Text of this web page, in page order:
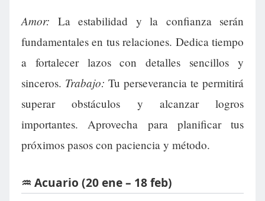
Amor: La estabilidad y la confianza serán
fundamentales en tus relaciones. Dedica tiempo
a fortalecer lazos con detalles sencillos y
sinceros. Trabajo: Tu perseverancia te permitirá
superar obstáculos y alcanzar logros
importantes. Aprovecha para planificar tus
próximos pasos con paciencia y método.
♒ Acuario (20 ene – 18 feb)